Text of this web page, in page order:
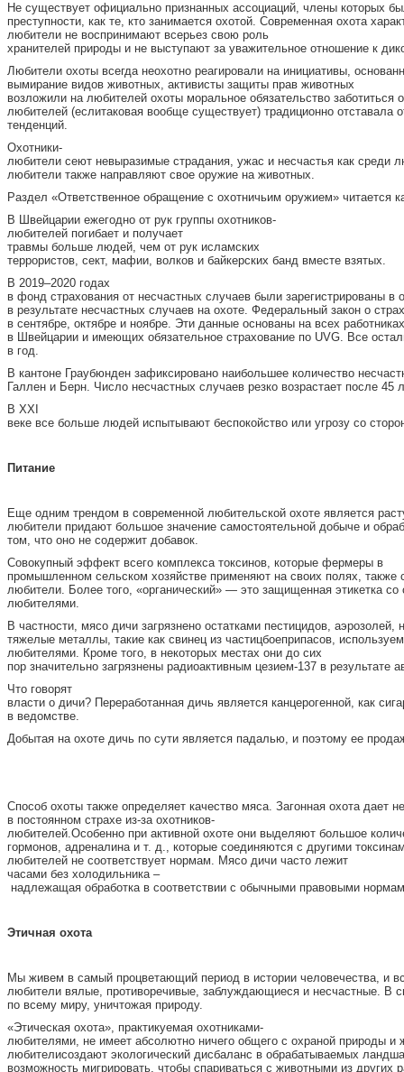
Не существует официально признанных ассоциаций, члены которых
преступности, как те, кто занимается охотой. Современная охота
любители не воспринимают всерьез свою роль
хранителей природы и не выступают за уважительное отношение к
Любители охоты всегда неохотно реагировали на инициативы,
вымирание видов животных, активисты защиты прав животных
возложили на любителей охоты моральное обязательство
любителей (еслитаковая вообще существует) традиционно отставала
тенденций.
Охотники-
любители сеют невыразимые страдания, ужас и несчастья как среди
любители также направляют свое оружие на животных.
Раздел «Ответственное обращение с охотничьим оружием» читается
В Швейцарии ежегодно от рук группы охотников-
любителей погибает и получает
травмы больше людей, чем от рук исламских
террористов, сект, мафии, волков и байкерских банд вместе взятых.
В 2019–2020 годах
в фонд страхования от несчастных случаев были зарегистрированы
в результате несчастных случаев на охоте. Федеральный закон о
в сентябре, октябре и ноябре. Эти данные основаны на всех
в Швейцарии и имеющих обязательное страхование по UVG. Все
в год.
В кантоне Граубюнден зафиксировано наибольшее количество
Галлен и Берн. Число несчастных случаев резко возрастает после
В XXI
веке все больше людей испытывают беспокойство или угрозу со
П итание
Еще одним трендом в современной любительской охоте является
любители придают большое значение самостоятельной добыче и
том, что оно не содержит добавок.
Совокупный эффект всего комплекса токсинов, которые фермеры в
промышленном сельском хозяйстве применяют на своих полях, также
любители. Более того, «органический» — это защищенная этикетка
любителями.
В частности, мясо дичи загрязнено остатками пестицидов,
тяжелые металлы, такие как свинец из частицбоеприпасов,
любителями. Кроме того, в некоторых местах они до сих
пор значительно загрязнены радиоактивным цезием-137 в
Что говорят
власти о дичи? Переработанная дичь является канцерогенной, как
в ведомстве.
Добытая на охоте дичь по сути является падалью, и поэтому ее
Способ охоты также определяет качество мяса. Загонная охота дает
в постоянном страхе из-за охотников-
любителей.Особенно при активной охоте они выделяют большое
гормонов, адреналина и т. д., которые соединяются с другими
любителей не соответствует нормам. Мясо дичи часто лежит
часами без холодильника –
надлежащая обработка в соответствии с обычными правовыми
Этичная охота
Мы живем в самый процветающий период в истории человечества, и
любители вялые, противоречивые, заблуждающиеся и несчастные. В
по всему миру, уничтожая природу.
«Этическая охота», практикуемая охотниками-
любителями, не имеет абсолютно ничего общего с охраной природы
любителисоздают экологический дисбаланс в обрабатываемых
возможность мигрировать, чтобы спариваться с животными из других